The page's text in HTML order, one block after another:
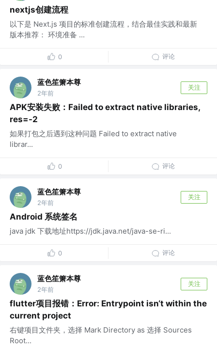
nextjs创建流程
以下是 Next.js 项目的标准创建流程，结合最佳实践和最新
版本推荐： ‌环境准备‌ ...
0 评论
蓝色笙箫本尊
2年前
关注
APK安装失败：Failed to extract native libraries,
res=-2
如果打包之后遇到这种问题 Failed to extract native
librar...
0 评论
蓝色笙箫本尊
2年前
关注
Android 系统签名
java jdk 下载地址https://jdk.java.net/java-se-ri...
0 评论
蓝色笙箫本尊
2年前
关注
flutter项目报错：Error: Entrypoint isn‘t within the
current project
右键项目文件夹，选择 Mark Directory as 选择 Sources
Root...